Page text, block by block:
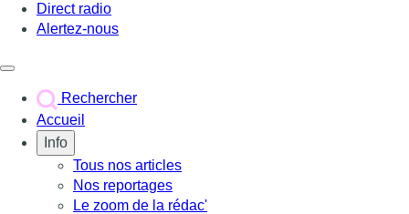
Direct radio
Alertez-nous
Rechercher
Accueil
Info
Tous nos articles
Nos reportages
Le zoom de la rédac'